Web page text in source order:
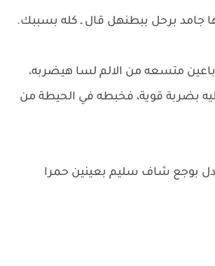
جامد برحل ببطنهل قال ـ كله بسببك.
متسعه من الالم لسا هيضربه،
بضربة قوية، فخبطه في الحيطة من
بوجع شاف سليم بعينين حمرا